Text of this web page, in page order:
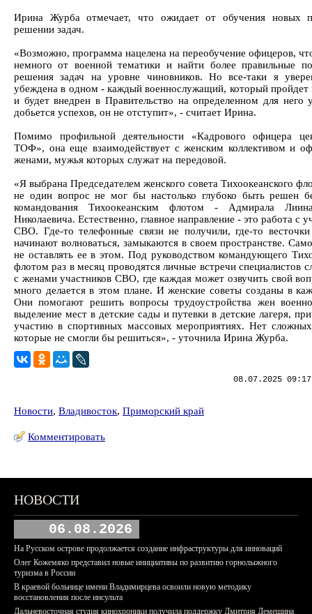
Ирина Журба отмечает, что ожидает от обучения новых
решении задач.
«Возможно, программа нацелена на переобучение офицеров,
немного от военной тематики и найти более правильные
решения задач на уровне чиновников. Но все-таки я
убеждена в одном - каждый военнослужащий, который пройдет
и будет внедрен в Правительство на определенном для него
добьется успехов, он не отступит», - считает Ирина.
Помимо профильной деятельности «Кадрового офицера
ТОФ», она еще взаимодействует с женским коллективом и
женами, мужья которых служат на передовой.
«Я выбрана Председателем женского совета Тихоокеанского
не один вопрос не мог бы настолько глубоко быть решен
командования Тихоокеанским флотом - Адмирала
Николаевича. Естественно, главное направление - это работа с
СВО. Где-то телефонные связи не получили, где-то
начинают волноваться, замыкаются в своем пространстве.
не оставлять ее в этом. Под руководством командующего
флотом раз в месяц проводятся личные встречи специалистов
с женами участников СВО, где каждая может озвучить свой
много делается в этом плане. И женские советы созданы в
Они помогают решить вопросы трудоустройства жен
выделение мест в детские сады и путевки в детские лагеря,
участию в спортивных массовых мероприятиях. Нет
которые не смогли бы решиться», - уточнила Ирина Журба.
08.07.2025
Новости, Владивосток, Приморский край
Комментировать
НОВОСТИ
06.08.2026
На Русском острове продолжается создание инфраструктуры для инноваций
Олег Кожемяко представил новые инициативы по развитию горнолыжного
туризма в России
В краевой больнице имени Владимирцева освоили новую методику
восстановления после инсульта
Дальневосточная студия кинохроники получила поддержку Дмитрия Демешина